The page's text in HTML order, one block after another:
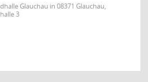
Glauchau in 08371 Glauchau,
3